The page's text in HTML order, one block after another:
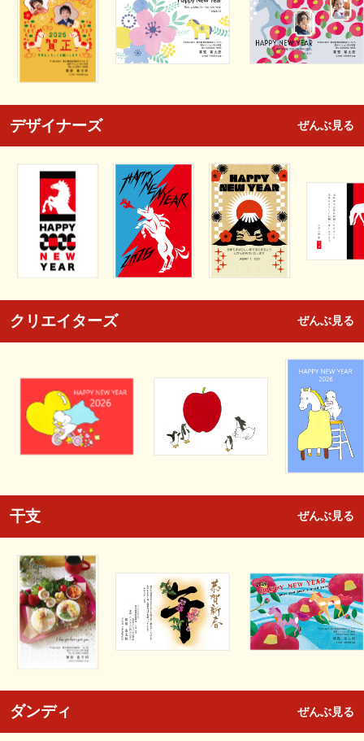
デザイナーズ ぜんぶ見る
クリエイターズ ぜんぶ見る
干支 ぜんぶ見る
ダンディ ぜんぶ見る